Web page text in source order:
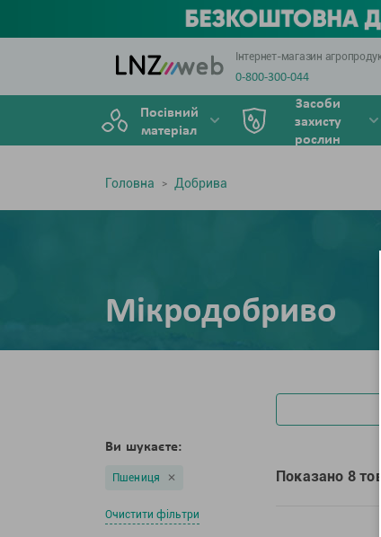
Інтернет-магазин
0-800-300-044
Посівний
матеріал
Засоби
захисту
рослин
Головна Добрива
Мікродобриво
Ви шукаєте:
Пшениця
Очистити фільтри
Показано 8